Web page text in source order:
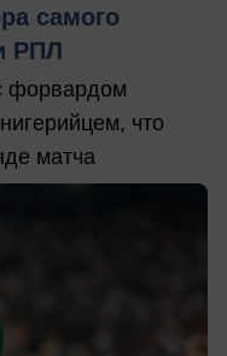
самого
РПЛ
форвардом
что
матча